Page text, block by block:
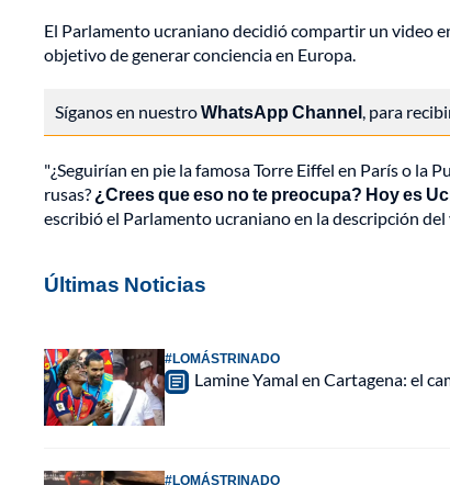
El Parlamento ucraniano decidió compartir un video
objetivo de generar conciencia en Europa.
Síganos en nuestroWhatsApp Channel, para
"¿Seguirían en pie la famosa Torre Eiffel en París o
rusas? ¿Crees que eso no te preocupa? Hoy es
escribió el Parlamento ucraniano en la descripción
Últimas Noticias
#LOMÁSTRINADO
Lamine Yamal en Cartagena: el
#LOMÁSTRINADO